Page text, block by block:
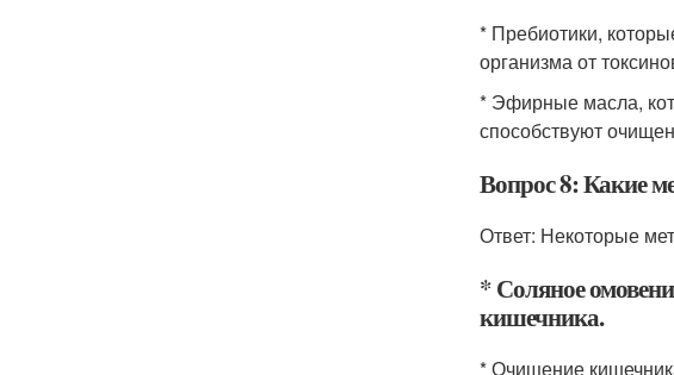
* Пребиотики,
организма от
* Эфирные масла,
способствуют
Вопрос 8: Какие
Ответ: Некоторые
* Соляное
кишечника.
* Очищение